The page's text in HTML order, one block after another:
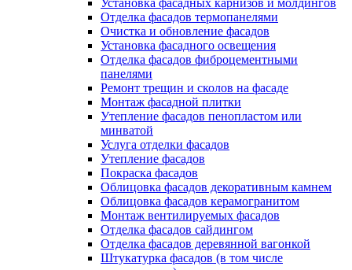
Установка фасадных карнизов и молдингов
Отделка фасадов термопанелями
Очистка и обновление фасадов
Установка фасадного освещения
Отделка фасадов фиброцементными
панелями
Ремонт трещин и сколов на фасаде
Монтаж фасадной плитки
Утепление фасадов пенопластом или
минватой
Услуга отделки фасадов
Утепление фасадов
Покраска фасадов
Облицовка фасадов декоративным камнем
Облицовка фасадов керамогранитом
Монтаж вентилируемых фасадов
Отделка фасадов сайдингом
Отделка фасадов деревянной вагонкой
Штукатурка фасадов (в том числе